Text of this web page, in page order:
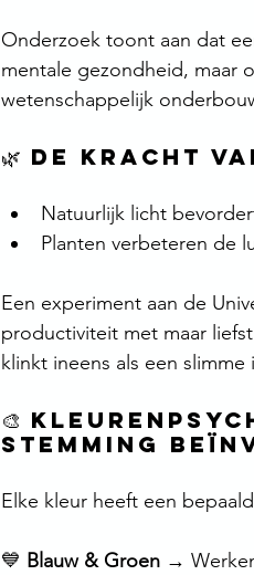
Onderzoek toont aan dat
mentale gezondheid, maar
wetenschappelijk
🌿 De kracht
Natuurlijk licht
Planten verbeteren de
Een experiment aan de
productiviteit met maar
klinkt ineens als een
🎨
stemming
Elke kleur heeft een
💙 Blauw & Groen →